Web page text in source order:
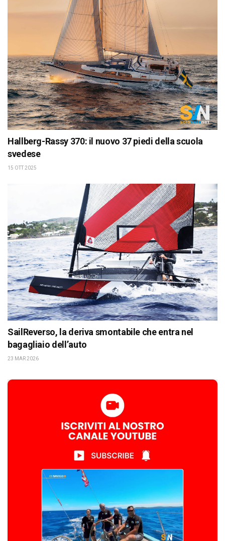
Hallberg-Rassy 370: il nuovo 37 piedi della scuola
svedese
15 OTT 2025
SailReverso, la deriva smontabile che entra nel
bagagliaio dell’auto
23 MAR 2026